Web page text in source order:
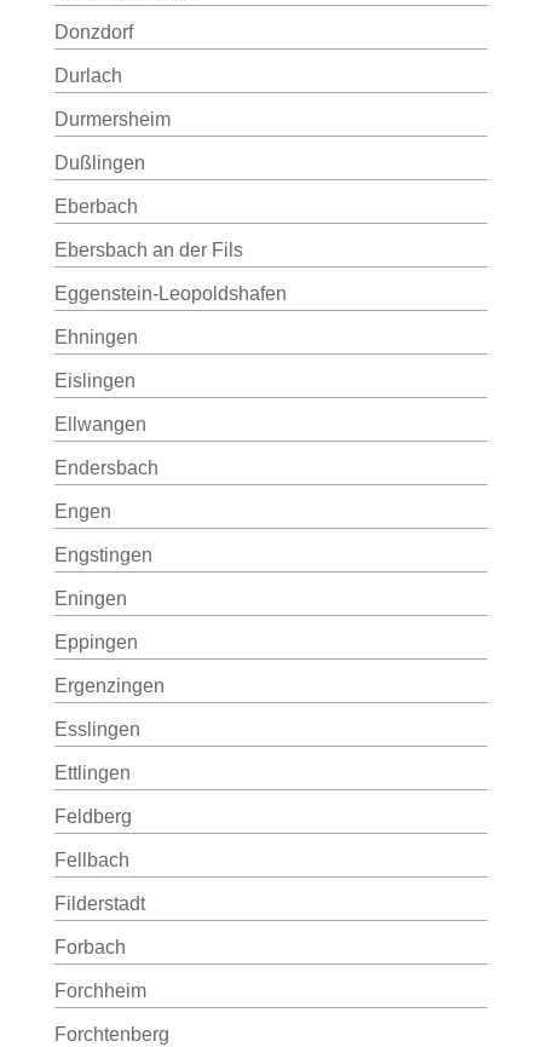
Donzdorf
Durlach
Durmersheim
Dußlingen
Eberbach
Ebersbach an der Fils
Eggenstein-Leopoldshafen
Ehningen
Eislingen
Ellwangen
Endersbach
Engen
Engstingen
Eningen
Eppingen
Ergenzingen
Esslingen
Ettlingen
Feldberg
Fellbach
Filderstadt
Forbach
Forchheim
Forchtenberg